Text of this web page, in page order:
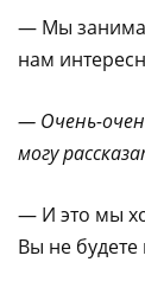
— Мы
нам
— Очень-
могу
— И это мы
Вы не